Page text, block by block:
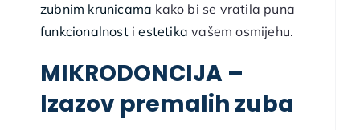
zubnim krunicama kako bi se vratila puna
funkcionalnostiestetika vašem osmijehu.
MIKRODONCIJA –
Izazov premalih zuba